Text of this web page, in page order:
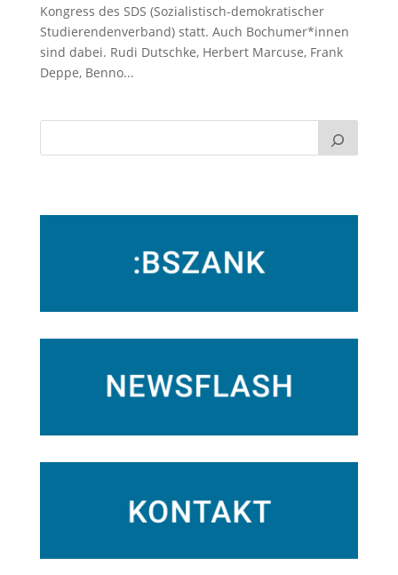
Kongress des SDS (Sozialistisch-demokratischer
Studierendenverband) statt. Auch Bochumer*innen
sind dabei. Rudi Dutschke, Herbert Marcuse, Frank
Deppe, Benno...